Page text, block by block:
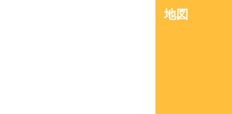
地図